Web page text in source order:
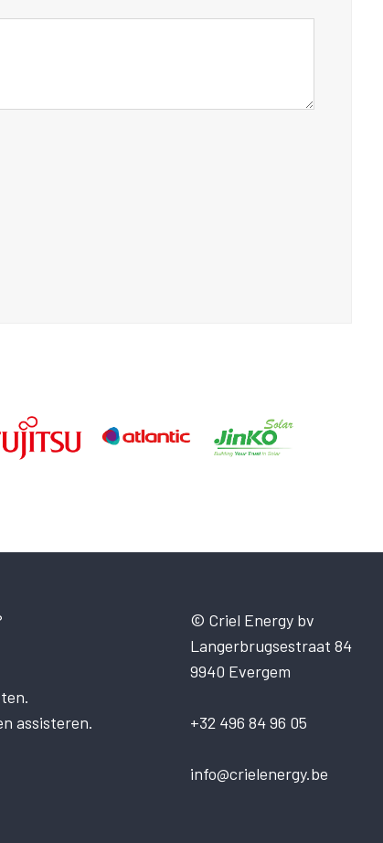
assisteren.
© Criel Energy bv
Langerbrugsestraat 84
9940 Evergem
+32 496 84 96 05
info@crielenergy.be